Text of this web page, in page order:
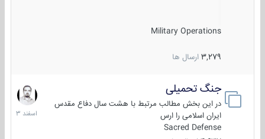
Military Operations
3,279 ارسال ها
جنگ تحمیلی
در این بخش مطالب مرتبط با هشت سال دفاع مقدس
ایران اسلامی را ارس
Sacred Defense
20
اسفند
1403